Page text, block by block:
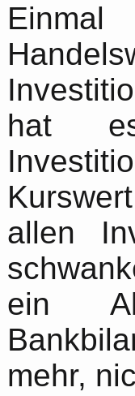
hat
allen
ein
mehr,